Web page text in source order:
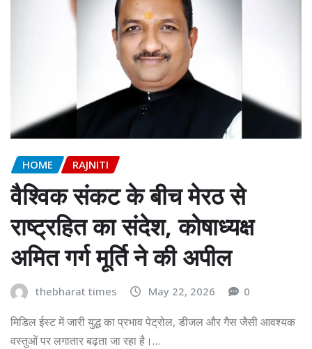
HOME RAJNITI
वैश्विक संकट के बीच मेरठ से
राष्ट्रहित का संदेश, कोषाध्यक्ष
अमित गर्ग मूर्ति ने की अपील
thebharat times May 22, 2026 0
मिडिल ईस्ट में जारी युद्ध का प्रभाव पेट्रोल, डीजल और गैस जैसी आवश्यक
वस्तुओं पर लगातार बढ़ता जा रहा है।…